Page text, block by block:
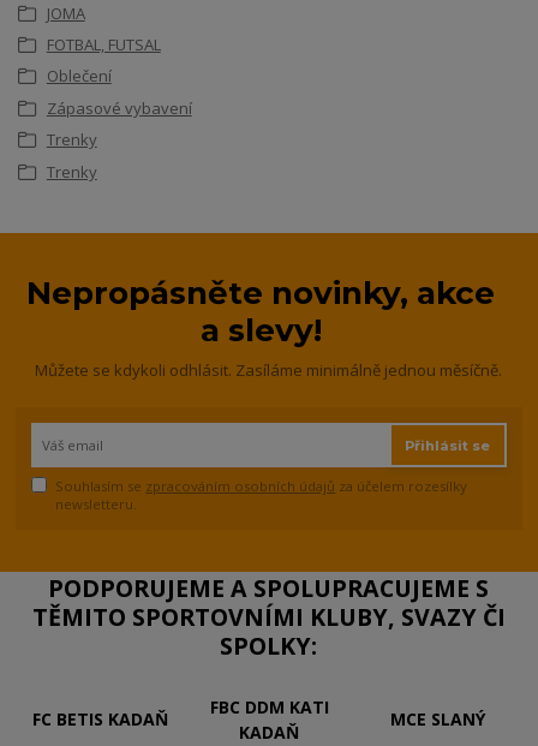
JOMA
FOTBAL, FUTSAL
Oblečení
Zápasové vybavení
Trenky
Trenky
Nepropásněte novinky, akce
a slevy!
Můžete se kdykoli odhlásit. Zasíláme minimálně jednou měsíčně.
Přihlásit se
Souhlasím se zpracováním osobních údajů za účelem rozesílky
newsletteru.
PODPORUJEME A SPOLUPRACUJEME S
TĚMITO SPORTOVNÍMI KLUBY, SVAZY ČI
SPOLKY:
FC BETIS KADAŇ
FBC DDM KATI
KADAŇ
MCE SLANÝ